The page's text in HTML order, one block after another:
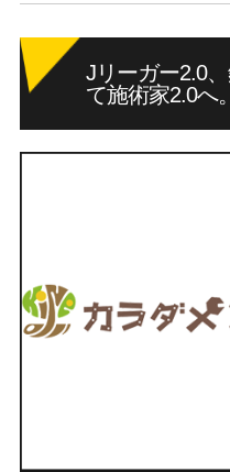
Jリーガー2.0
て施術家2.0へ。